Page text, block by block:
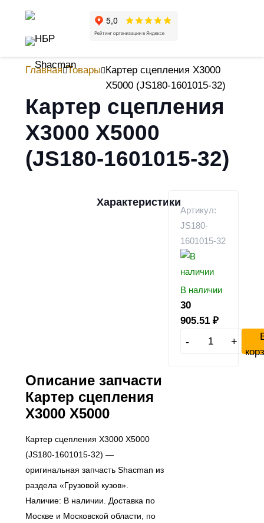
Главная Товары Картер сцепления X3000
X5000 (JS180-1601015-32)
Картер сцепления
X3000 X5000
(JS180-1601015-32)
Характеристики
Артикул:
JS180-
1601015-32
В наличии
30
905.51 ₽
- +
Описание запчасти
Картер сцепления
X3000 X5000
Картер сцепления X3000 X5000
(JS180-1601015-32) —
оригинальная запчасть Shacman из
раздела «Грузовой кузов».
Наличие: В наличии. Доставка по
Москве и Московской области, по